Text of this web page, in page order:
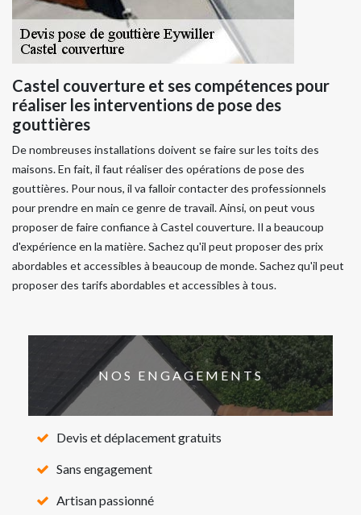
Castel couverture et ses compétences pour
réaliser les interventions de pose des
gouttières
De nombreuses installations doivent se faire sur les toits des
maisons. En fait, il faut réaliser des opérations de pose des
gouttières. Pour nous, il va falloir contacter des professionnels
pour prendre en main ce genre de travail. Ainsi, on peut vous
proposer de faire confiance à Castel couverture. Il a beaucoup
d'expérience en la matière. Sachez qu'il peut proposer des prix
abordables et accessibles à beaucoup de monde. Sachez qu'il peut
proposer des tarifs abordables et accessibles à tous.
NOS ENGAGEMENTS
Devis et déplacement gratuits
Sans engagement
Artisan passionné